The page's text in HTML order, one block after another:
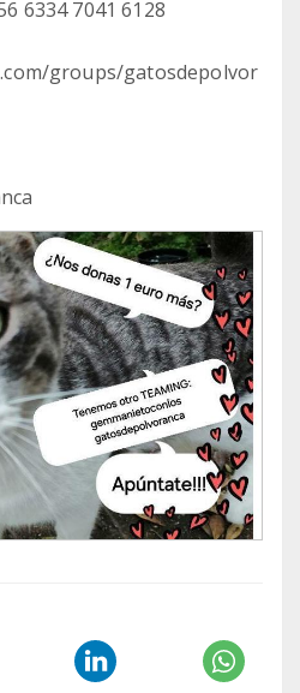
6334 7041 6128
groups/gatosdepolvor